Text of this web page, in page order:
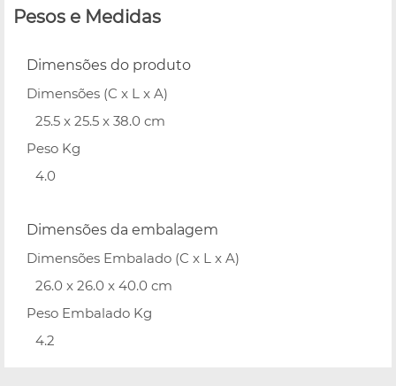
Pesos e Medidas
Dimensões do produto
Dimensões (C x L x A)
25.5 x 25.5 x 38.0 cm
Peso Kg
4.0
Dimensões da embalagem
Dimensões Embalado (C x L x A)
26.0 x 26.0 x 40.0 cm
Peso Embalado Kg
4.2